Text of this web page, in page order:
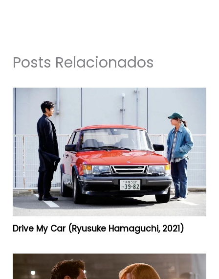
Posts Relacionados
Drive My Car (Ryusuke Hamaguchi, 2021)